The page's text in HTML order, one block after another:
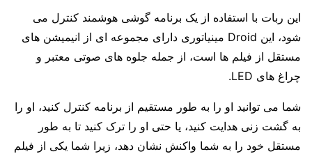
این ربات با استفاده از یک برنامه گوشی هوشمند کنترل می
شود، این Droid مینیاتوری دارای مجموعه ای از انیمیشن های
مستقل از فیلم ها است، از جمله جلوه های صوتی معتبر و
چراغ های LED.
شما می توانید او را به طور مستقیم از برنامه کنترل کنید، او را
به گشت زنی هدایت کنید، یا حتی او را ترک کنید تا به طور
مستقل خود را به شما واکنش نشان دهد، زیرا شما یکی از فیلم